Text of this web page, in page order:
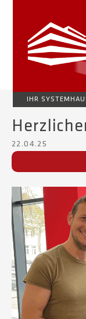
IHR
22.04.25